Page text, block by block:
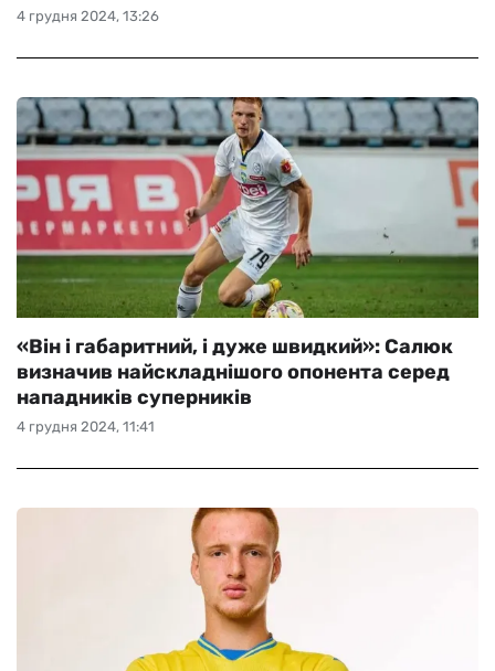
4 грудня 2024, 13:26
4 грудня 2024, 11:41
«Він і габаритний, і дуже швидкий»: Салюк
визначив найскладнішого опонента серед
нападників суперників